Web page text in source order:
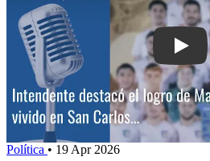
Play:
Política • 19 Apr 2026